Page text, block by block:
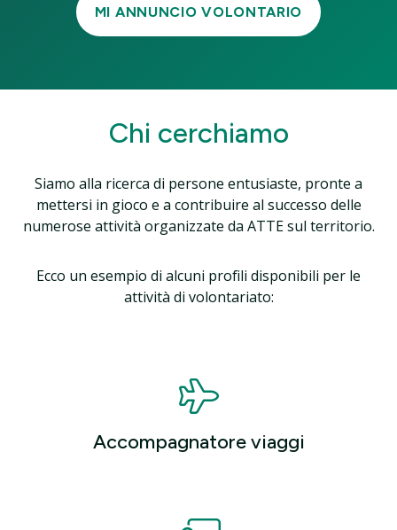
MI ANNUNCIO VOLONTARIO
Chi cerchiamo
Siamo alla ricerca di persone entusiaste, pronte a
mettersi in gioco e a contribuire al successo delle
numerose attività organizzate da ATTE sul territorio.
Ecco un esempio di alcuni profili disponibili per le
attività di volontariato:
Accompagnatore viaggi